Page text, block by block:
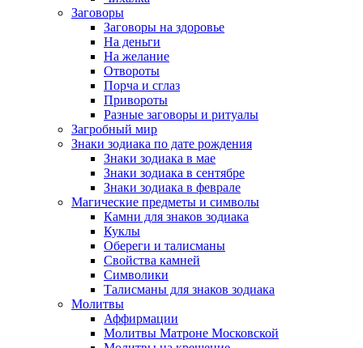
Заговоры
Заговоры на здоровье
На деньги
На желание
Отвороты
Порча и сглаз
Привороты
Разные заговоры и ритуалы
Загробный мир
Знаки зодиака по дате рождения
Знаки зодиака в мае
Знаки зодиака в сентябре
Знаки зодиака в феврале
Магические предметы и символы
Камни для знаков зодиака
Куклы
Обереги и талисманы
Свойства камней
Символики
Талисманы для знаков зодиака
Молитвы
Аффирмации
Молитвы Матроне Московской